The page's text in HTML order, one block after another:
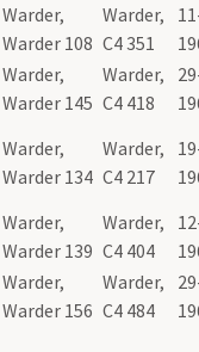
Warder,
Warder 108
Warder,
C4 351
Warder,
Warder 145
Warder,
C4 418
Warder,
Warder 134
Warder,
C4 217
Warder,
Warder 139
Warder,
C4 404
Warder,
Warder 156
Warder,
C4 484